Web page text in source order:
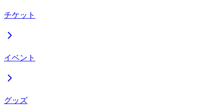
チケット
イベント
グッズ